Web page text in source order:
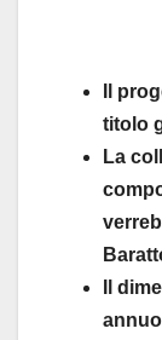
Il
titolo
La
Il